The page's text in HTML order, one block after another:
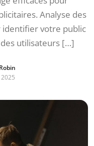
Analyse des
votre public
utilisateurs […]